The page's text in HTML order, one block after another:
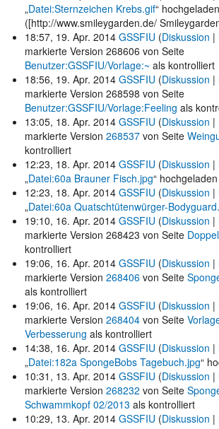
„Datei:Sternzeichen Krebs.gif“ hochgeladen
([http://www.smileygarden.de/
18:57, 19. Apr. 2014 GSSFIU (Diskussion |
markierte Version 268606 von Seite
Benutzer:GSSFIU/Vorlage:~ als kontrolliert
18:56, 19. Apr. 2014 GSSFIU (Diskussion |
markierte Version 268598 von Seite
Benutzer:GSSFIU/Vorlage:Feeling als
13:05, 18. Apr. 2014 GSSFIU (Diskussion |
markierte Version 268537 von Seite
kontrolliert
12:23, 18. Apr. 2014 GSSFIU (Diskussion |
„Datei:60a Brauner Fisch.jpg“ hochgeladen
12:23, 18. Apr. 2014 GSSFIU (Diskussion |
„Datei:60a Quatschtütenwürger-
19:10, 16. Apr. 2014 GSSFIU (Diskussion |
markierte Version 268423 von Seite
kontrolliert
19:06, 16. Apr. 2014 GSSFIU (Diskussion |
markierte Version 268406 von Seite
als kontrolliert
19:06, 16. Apr. 2014 GSSFIU (Diskussion |
markierte Version 268404 von Seite
Verbesserung als kontrolliert
14:38, 16. Apr. 2014 GSSFIU (Diskussion |
„Datei:182a SpongeBobs Tagebuch.jpg“
10:31, 13. Apr. 2014 GSSFIU (Diskussion |
markierte Version 268232 von Seite
Schwammkopf 02/2013 als kontrolliert
10:29, 13. Apr. 2014 GSSFIU (Diskussion |